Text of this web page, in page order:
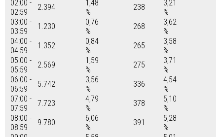
02:00 -
02:59
2.394
1,48
%
238
3,21
%
03:00 -
03:59
1.230
0,76
%
268
3,62
%
04:00 -
04:59
1.352
0,84
%
265
3,58
%
05:00 -
05:59
2.569
1,59
%
275
3,71
%
06:00 -
06:59
5.742
3,56
%
336
4,54
%
07:00 -
07:59
7.723
4,79
%
378
5,10
%
08:00 -
08:59
9.780
6,06
%
391
5,28
%